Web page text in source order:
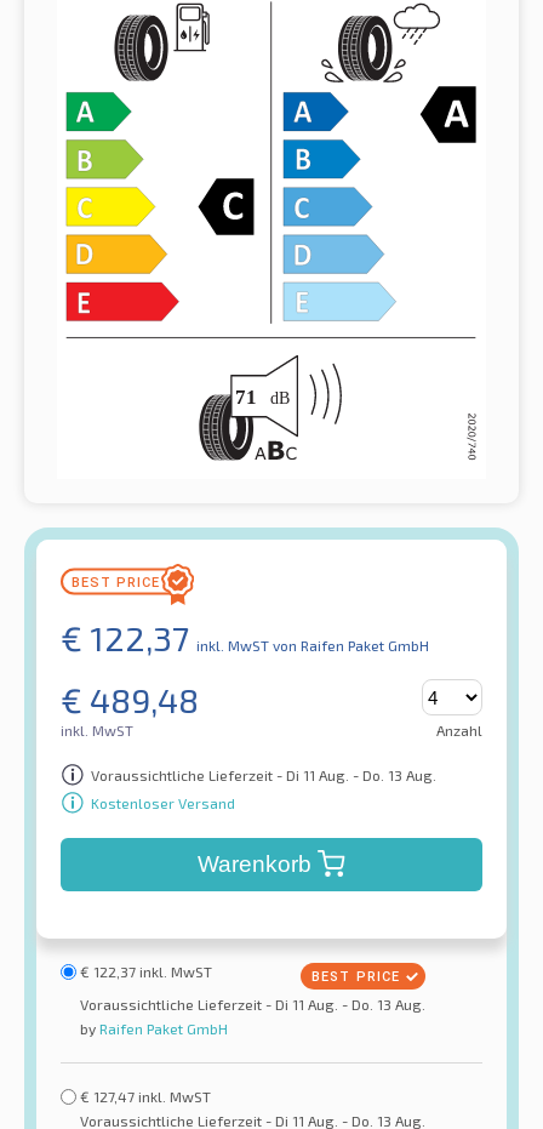
€ 122,37 inkl. MwST von Raifen Paket GmbH
€ 489,48
inkl. MwST Anzahl
Voraussichtliche Lieferzeit - Di 11 Aug. - Do. 13 Aug.
Kostenloser Versand
Warenkorb
€ 122,37 inkl. MwST
Voraussichtliche Lieferzeit - Di 11 Aug. - Do. 13 Aug.
by Raifen Paket GmbH
€ 127,47 inkl. MwST
Voraussichtliche Lieferzeit - Di 11 Aug. - Do. 13 Aug.